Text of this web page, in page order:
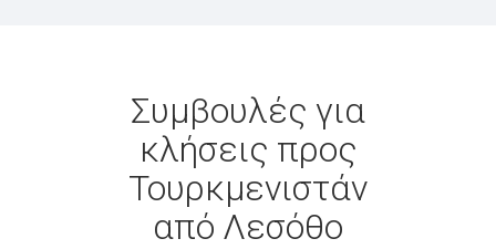
Συμβουλές για
κλήσεις προς
Τουρκμενιστάν
από Λεσόθο